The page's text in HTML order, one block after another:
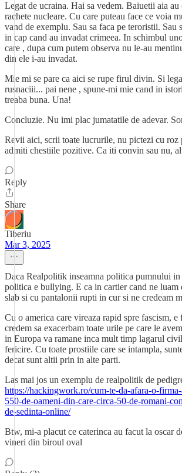
Legat de ucraina. Hai sa vedem. Baiuetii aia au
rachete nucleare. Cu care puteau face ce voia
vand de exemplu. Sau sa faca pe teroristii. Sau
in cap cand au invadat crimeea. In schimbul
care , dupa cum putem observa nu le-au
din ele i-au invadat.
Mie mi se pare ca aici se rupe firul divin. Si
rusnaciii... pai nene , spune-mi mie cand in
treaba buna. Una!
Concluzie. Nu imi plac jumatatile de adevar.
Revii aici, scrii toate lucrurile, nu pictezi cu roz
admiti chestiile pozitive. Ca iti convin sau nu,
Reply
Share
Tiberiu
Mar 3, 2025
Daca Realpolitik inseamna politica pumnului in
politica e bullying. E ca in cartier cand ne luam
slab si cu pantalonii rupti in cur si ne credeam
Cu o america care vireaza rapid spre fascism, e
credem sa exacerbam toate urile pe care le
in Europa va ramane inca mult timp lagarul
fericire. Cu toate prostiile care se intampla,
decat sunt altii prin in alte parti.
Las mai jos un exemplu de realpolitik de
https://hackingwork.ro/cum-te-da-afara-o-
550-de-oameni-din-care-circa-50-de-romani-
de-sedinta-online/
Btw, mi-a placut ce caterinca au facut la oscar
vineri din biroul oval